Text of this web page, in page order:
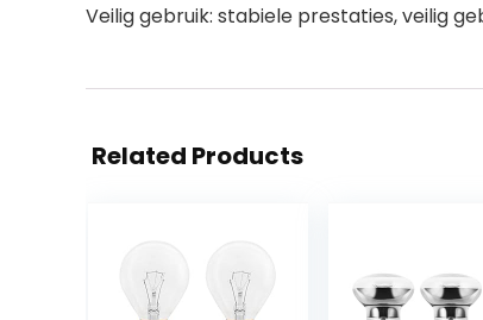
Veilig gebruik: stabiele prestaties, veilig
Related Products